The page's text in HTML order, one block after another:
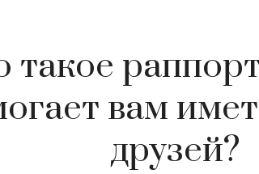
такое
вам
друзей?